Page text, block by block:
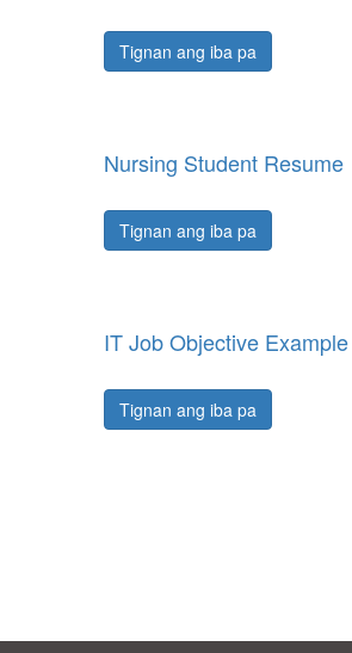
Tignan ang iba pa
Nursing Student Resume
Tignan ang iba pa
IT Job Objective Example
Tignan ang iba pa